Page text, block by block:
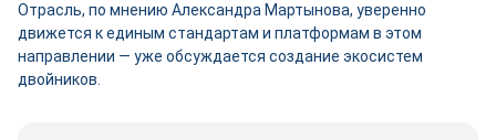
Отрасль, по мнению Александра Мартынова, уверенно
движется к единым стандартам и платформам в этом
направлении — уже обсуждается создание экосистем
двойников.